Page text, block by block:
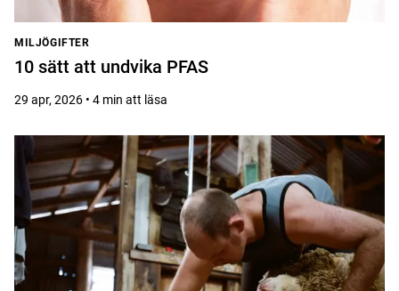
MILJÖGIFTER
10 sätt att undvika PFAS
29 apr, 2026 • 4 min att läsa